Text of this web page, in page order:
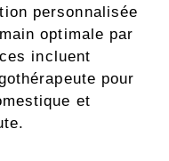
personnalisée
optimale par
incluent
pour
et